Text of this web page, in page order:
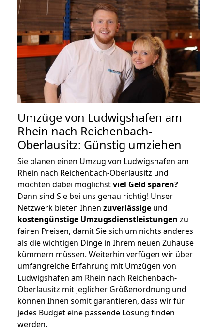
Umzüge von Ludwigshafen am
Rhein nach Reichenbach-
Oberlausitz: Günstig umziehen
Sie planen einen Umzug von Ludwigshafen am
Rhein nach Reichenbach-Oberlausitz und
möchten dabei möglichstviel Geld sparen?
Dann sind Sie bei uns genau richtig! Unser
Netzwerk bieten Ihnen zuverlässige und
kostengünstige Umzugsdienstleistungen zu
fairen Preisen, damit Sie sich um nichts anderes
als die wichtigen Dinge in Ihrem neuen Zuhause
kümmern müssen. Weiterhin verfügen wir über
umfangreiche Erfahrung mit Umzügen von
Ludwigshafen am Rhein nach Reichenbach-
Oberlausitz mit jeglicher Größenordnung und
können Ihnen somit garantieren, dass wir für
jedes Budget eine passende Lösung finden
werden.